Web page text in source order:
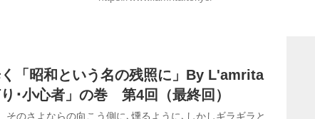
「昭和という名の残照に」By L'amrita
･小心者」の巻 第4回（最終回）
そのさよならの向こう側に､燻るように､しかしギラギラと